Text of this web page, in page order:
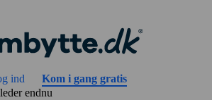
ind
Kom i gang gratis
endnu